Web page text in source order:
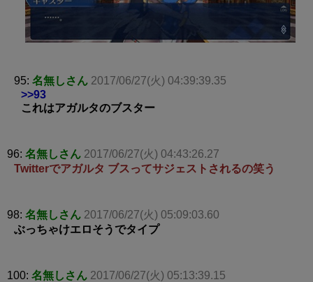
95: 名無しさん 2017/06/27(火) 04:39:39.35
>>93
これはアガルタのブスター
96: 名無しさん 2017/06/27(火) 04:43:26.27
Twitterでアガルタ ブスってサジェストされるの笑う
98: 名無しさん 2017/06/27(火) 05:09:03.60
ぶっちゃけエロそうでタイプ
100: 名無しさん 2017/06/27(火) 05:13:39.15